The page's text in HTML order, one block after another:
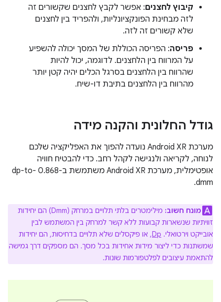
קיבוץ לחצנים: אפשר לקבץ לחצנים שקשורים זה
לזה מבחינת הפונקציונליות, ולהפריד בין לחצנים
שלא קשורים זה לזה.
פריסה: הפריסה הכוללת של המסך יכולה להשפיע
על המרווח בין הלחצנים. לדוגמה, יכול להיות
שהרווח בין הלחצנים בסרגל הכלים יהיה קטן יותר
מהרווח בין הלחצנים בתיבת דו-שיח.
גודל החלונית והקנה מידה
מערכת Android XR נועדה להפוך את האפליקציה שלכם
לנוחה, לקריאה ולנגישה לקהל רחב. כדי להבטיח חוויה
אופטימלית, מערכת Android XR משתמשת ב-0.868 dp-to-
dmm.
מונח חשוב:
מילימטרים בלתי תלויים במרחק (Dmm) הם יחידות
זוויתיות שנשארות קבועות ללא קשר למרחק בין המשתמש לבין
אובייקט וירטואלי. ‫ Dp, או פיקסלים שלא תלויים בדחיסות, הם יחידות
שמשתנות כדי ליצור מידות אחידות בכל מסך. הם מספקים דרך גמישה
להתאמת עיצובים לפלטפורמות שונות.